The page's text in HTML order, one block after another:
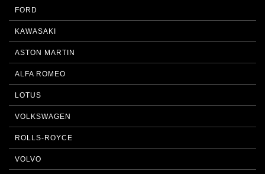
FORD
KAWASAKI
ASTON MARTIN
ALFA ROMEO
LOTUS
VOLKSWAGEN
ROLLS-ROYCE
VOLVO